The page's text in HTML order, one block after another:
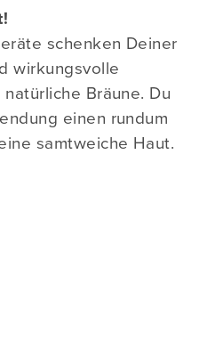
schenken Deiner
wirkungsvolle
Bräune. Du
einen rundum
samtweiche Haut.